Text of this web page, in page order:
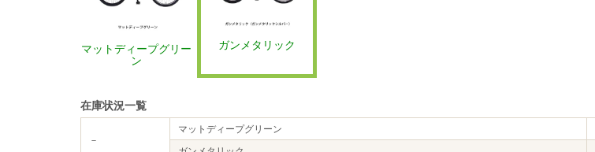
マットディープグリー
ン
ガンメタリック
在庫状況一覧
－
マットディープグリーン